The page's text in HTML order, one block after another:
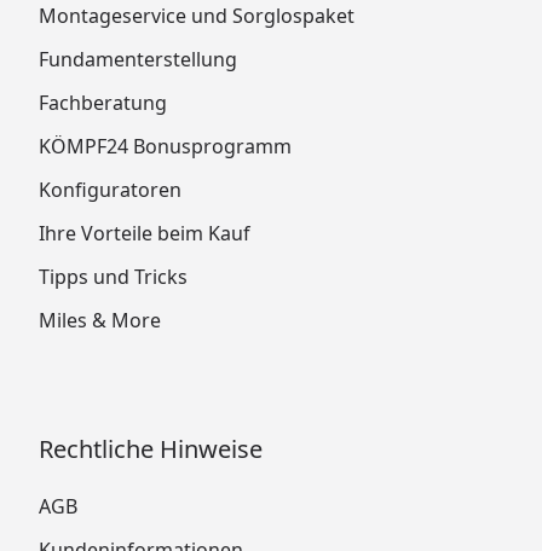
Montageservice und Sorglospaket
Fundamenterstellung
Fachberatung
KÖMPF24 Bonusprogramm
Konfiguratoren
Ihre Vorteile beim Kauf
Tipps und Tricks
Miles & More
Rechtliche Hinweise
AGB